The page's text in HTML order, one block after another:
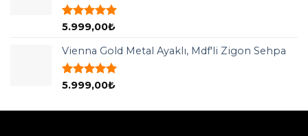
5 üzerinden
aldı
5.999,00₺
Vienna Gold Metal Ayaklı, Mdf'li Zigon Sehpa
5 üzerinden
5.999,00₺